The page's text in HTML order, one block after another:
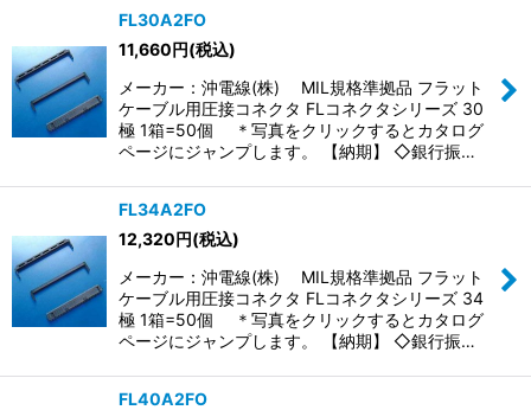
FL30A2FO
11,660円(税込)
メーカー：沖電線(株) MIL規格準拠品 フラット
ケーブル用圧接コネクタ FLコネクタシリーズ 30
極 1箱=50個 ＊写真をクリックするとカタログ
ページにジャンプします。 【納期】 ◇銀行振…
FL34A2FO
12,320円(税込)
メーカー：沖電線(株) MIL規格準拠品 フラット
ケーブル用圧接コネクタ FLコネクタシリーズ 34
極 1箱=50個 ＊写真をクリックするとカタログ
ページにジャンプします。 【納期】 ◇銀行振…
FL40A2FO